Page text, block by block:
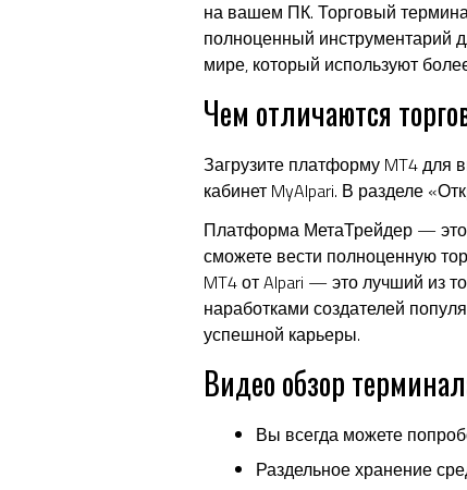
на вашем ПК. Торговый
полноценный инструментарий
мире, который используют
Чем отличаются
Загрузите платформу MT4 для
кабинет MyAlpari. В разделе
Платформа МетаТрейдер —
сможете вести полноценную
MT4 от Alpari — это лучший из
наработками создателей
успешной карьеры.
Видео обзор
Вы всегда можете
Раздельное хранение